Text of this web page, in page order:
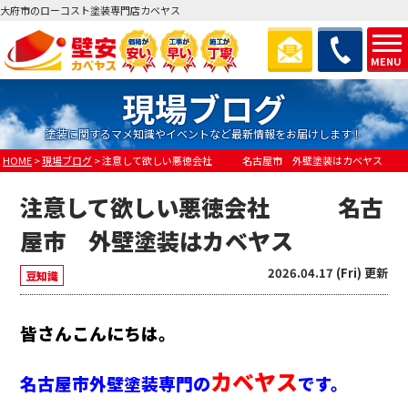
MENU
大府市のローコスト塗装専門店カベヤス
現場ブログ
塗装に関するマメ知識やイベントなど最新情報をお届けします！
HOME>現場ブログ>注意して欲しい悪徳会社 名古屋市 外壁塗装はカベヤス
注意して欲しい悪徳会社 名古
屋市 外壁塗装はカベヤス
豆知識 2026.04.17 (Fri) 更新
皆さんこんにちは。
名古屋市外壁塗装専門のカベヤスです。